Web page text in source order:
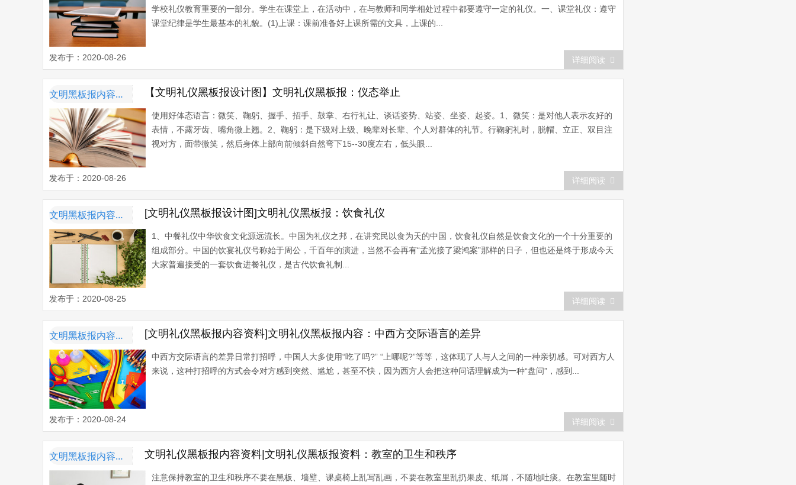
学校礼仪教育重要的一部分。学生在课堂上，在活动中，在与教师和同学相处过程中都要遵守一定的礼仪。一、课堂礼仪：遵守
课堂纪律是学生最基本的礼貌。(1)上课：课前准备好上课所需的文具，上课的...
发布于：2020-08-26 详细阅读
文明黑板报内容资料 【文明礼仪黑板报设计图】文明礼仪黑板报：仪态举止
使用好体态语言：微笑、鞠躬、握手、招手、鼓掌、右行礼让、谈话姿势、站姿、坐姿、起姿。1、微笑：是对他人表示友好的
表情，不露牙齿、嘴角微上翘。2、鞠躬：是下级对上级、晚辈对长辈、个人对群体的礼节。行鞠躬礼时，脱帽、立正、双目注
视对方，面带微笑，然后身体上部向前倾斜自然弯下15--30度左右，低头眼...
发布于：2020-08-26 详细阅读
文明黑板报内容资料 [文明礼仪黑板报设计图]文明礼仪黑板报：饮食礼仪
1、中餐礼仪中华饮食文化源远流长。中国为礼仪之邦，在讲究民以食为天的中国，饮食礼仪自然是饮食文化的一个十分重要的
组成部分。中国的饮宴礼仪号称始于周公，千百年的演进，当然不会再有“孟光接了梁鸿案”那样的日子，但也还是终于形成今天
大家普遍接受的一套饮食进餐礼仪，是古代饮食礼制...
发布于：2020-08-25 详细阅读
文明黑板报内容资料 [文明礼仪黑板报内容资料]文明礼仪黑板报内容：中西方交际语言的差异
中西方交际语言的差异日常打招呼，中国人大多使用“吃了吗?” “上哪呢?”等等，这体现了人与人之间的一种亲切感。可对西方人
来说，这种打招呼的方式会令对方感到突然、尴尬，甚至不快，因为西方人会把这种问话理解成为一种“盘问”，感到...
发布于：2020-08-24 详细阅读
文明黑板报内容资料 文明礼仪黑板报内容资料|文明礼仪黑板报资料：教室的卫生和秩序
注意保持教室的卫生和秩序不要在黑板、墙壁、课桌椅上乱写乱画，不要在教室里乱扔果皮、纸屑，不随地吐痰。在教室里随时